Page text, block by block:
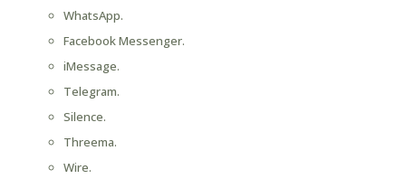
WhatsApp.
Facebook Messenger.
iMessage.
Telegram.
Silence.
Threema.
Wire.